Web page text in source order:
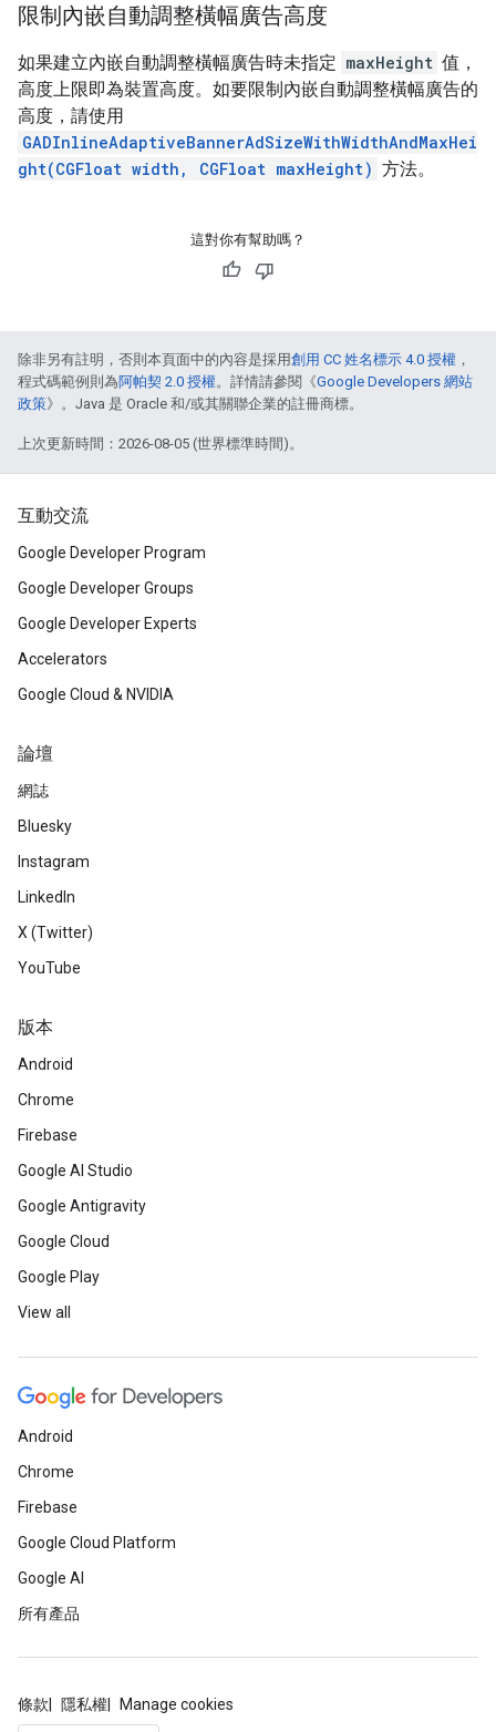
限制內嵌自動調整橫幅廣告高度
如果建立內嵌自動調整橫幅廣告時未指定 maxHeight 值，
高度上限即為裝置高度。如要限制內嵌自動調整橫幅廣告的
高度，請使用
GADInlineAdaptiveBannerAdSizeWithWidthAndMaxHei
ght(CGFloat width, CGFloat maxHeight) 方法。
這對你有幫助嗎？
除非另有註明，否則本頁面中的內容是採用創用 CC 姓名標示 4.0 授權 ，
程式碼範例則為阿帕契 2.0 授權。詳情請參閱《Google Developers 網站
政策》。Java 是 Oracle 和/或其關聯企業的註冊商標。
上次更新時間：2026-08-05 (世界標準時間)。
互動交流
Google Developer Program
Google Developer Groups
Google Developer Experts
Accelerators
Google Cloud & NVIDIA
論壇
網誌
Bluesky
Instagram
LinkedIn
X (Twitter)
YouTube
版本
Android
Chrome
Firebase
Google AI Studio
Google Antigravity
Google Cloud
Google Play
View all
Android
Chrome
Firebase
Google Cloud Platform
Google AI
所有產品
條款 隱私權 Manage cookies